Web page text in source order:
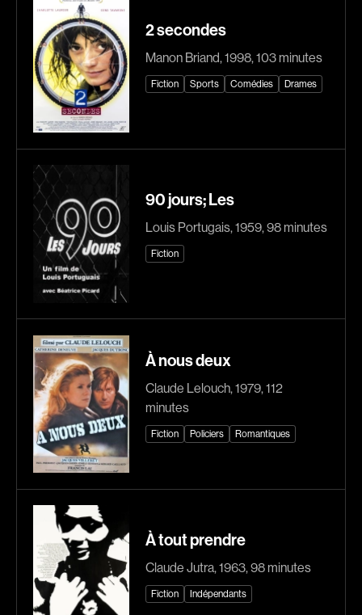
Animation
Aventure
Comédies
Comédies musicales
Documentaires
Drames
Érotiques
Famille
Fantastiques
Fiction
Historiques
Horreur
Indépendants
Jeunesse
Musicaux
Romantiques
Décennies
1920
1940
1950
1960
2000
Réalisateur
(Daniel Grou) Podz
Absa Moussa Sene
2 secondes
Manon Briand, 1998, 103 minutes
Fiction Sports Comédies Drames
90 jours; Les
Louis Portugais, 1959, 98 minutes
Fiction
À nous deux
Claude Lelouch, 1979, 112
minutes
Fiction Policiers Romantiques
À tout prendre
Claude Jutra, 1963, 98 minutes
Fiction Indépendants